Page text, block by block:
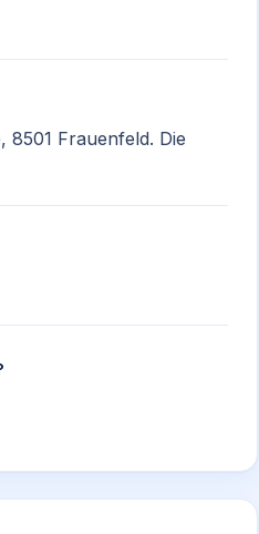
8501 Frauenfeld. Die